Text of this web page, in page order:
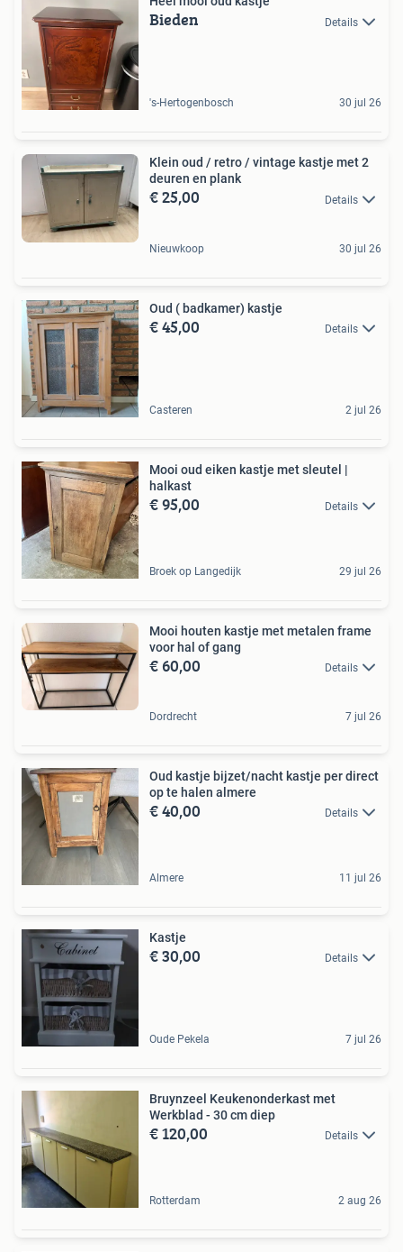
Bieden Details
's-Hertogenbosch 30 jul 26
Klein oud / retro / vintage kastje met 2
deuren en plank
€ 25,00 Details
Nieuwkoop 30 jul 26
Oud ( badkamer) kastje
€ 45,00 Details
Casteren 2 jul 26
Mooi oud eiken kastje met sleutel |
halkast
€ 95,00 Details
Broek op Langedijk 29 jul 26
Mooi houten kastje met metalen frame
voor hal of gang
€ 60,00 Details
Dordrecht 7 jul 26
Oud kastje bijzet/nacht kastje per direct
op te halen almere
€ 40,00 Details
Almere 11 jul 26
Kastje
€ 30,00 Details
Oude Pekela 7 jul 26
Bruynzeel Keukenonderkast met
Werkblad - 30 cm diep
€ 120,00 Details
Rotterdam 2 aug 26